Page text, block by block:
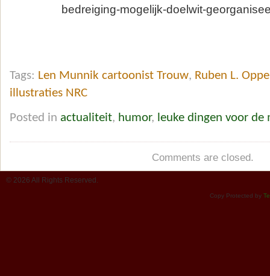
bedreiging-mogelijk-doelwit-
Tags: Len Munnik cartoonist Trouw, Ruben L.
illustraties NRC
Posted in actualiteit, humor, leuke dingen voor de
Comments are closed.
© 2026 All Rights Reserved.
Copy Protected by